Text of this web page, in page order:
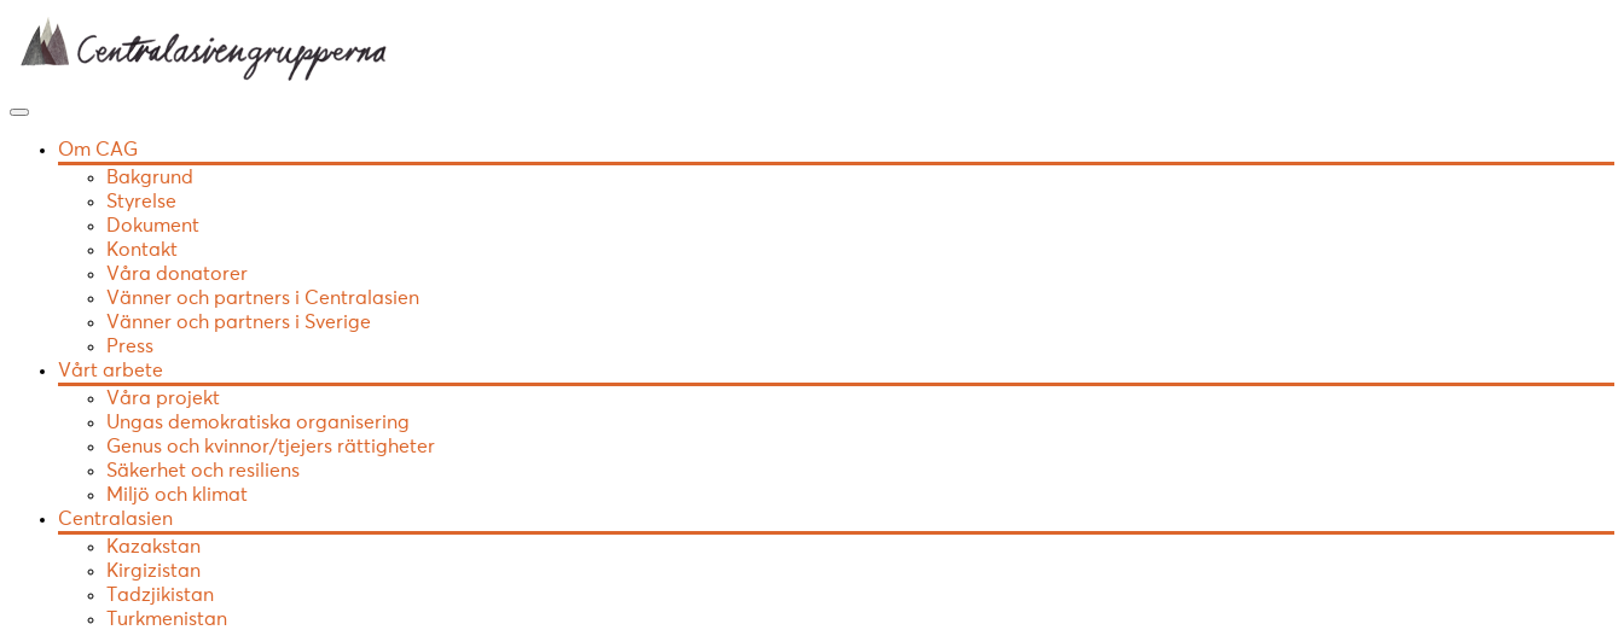
to
content
Om CAG
Bakgrund
Styrelse
Dokument
Kontakt
Våra donatorer
Vänner och partners i Centralasien
Vänner och partners i Sverige
Press
Vårt arbete
Våra projekt
Ungas demokratiska organisering
Genus och kvinnor/tjejers rättigheter
Säkerhet och resiliens
Miljö och klimat
Centralasien
Kazakstan
Kirgizistan
Tadzjikistan
Turkmenistan